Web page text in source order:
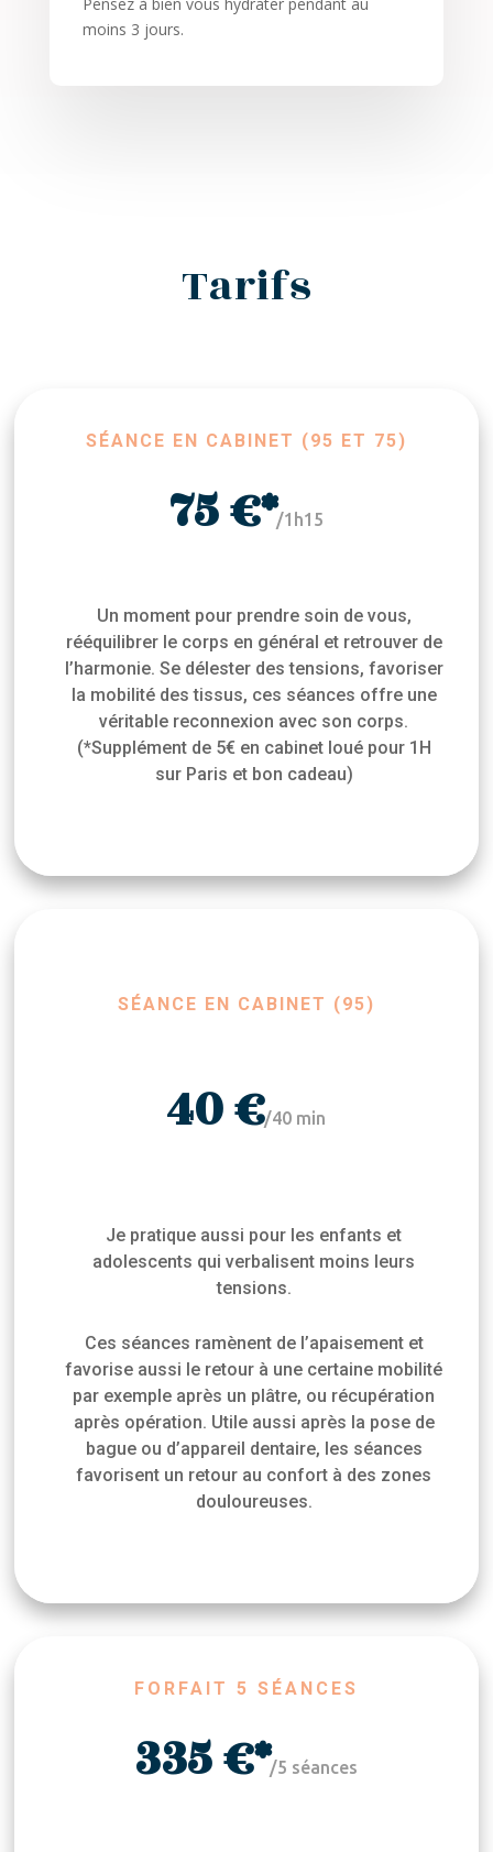
Pensez à bien vous hydrater pendant au
moins 3 jours.
Tarifs
SÉANCE EN CABINET (95 ET 75)
75 €*/1h15
Un moment pour prendre soin de vous,
rééquilibrer le corps en général et retrouver de
l’harmonie. Se délester des tensions, favoriser
la mobilité des tissus, ces séances offre une
véritable reconnexion avec son corps.
(*Supplément de 5€ en cabinet loué pour 1H
sur Paris et bon cadeau)
SÉANCE EN CABINET (95)
40 €/40 min
Je pratique aussi pour les enfants et
adolescents qui verbalisent moins leurs
tensions.
Ces séances ramènent de l’apaisement et
favorise aussi le retour à une certaine mobilité
par exemple après un plâtre, ou récupération
après opération. Utile aussi après la pose de
bague ou d’appareil dentaire, les séances
favorisent un retour au confort à des zones
douloureuses.
FORFAIT 5 SÉANCES
335 €*/5 séances